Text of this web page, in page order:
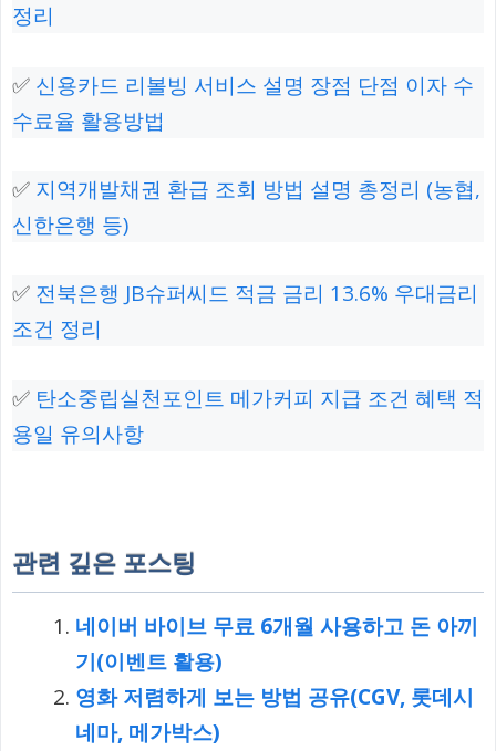
정리
✅ 신용카드 리볼빙 서비스 설명 장점 단점 이자 수
수료율 활용방법
✅ 지역개발채권 환급 조회 방법 설명 총정리 (농협,
신한은행 등)
✅ 전북은행 JB슈퍼씨드 적금 금리 13.6% 우대금리
조건 정리
✅ 탄소중립실천포인트 메가커피 지급 조건 혜택 적
용일 유의사항
관련 깊은 포스팅
네이버 바이브 무료 6개월 사용하고 돈 아끼
기(이벤트 활용)
영화 저렴하게 보는 방법 공유(CGV, 롯데시
네마, 메가박스)